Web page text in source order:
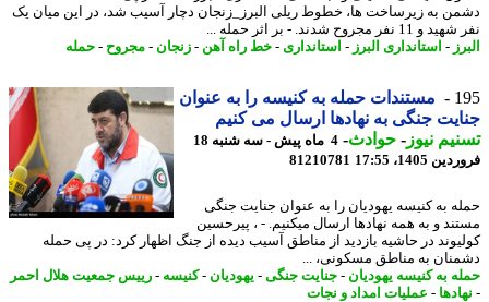
به زیرساخت ها، خطوط ریلی البرز_زنجان دچار آسیب شد، در این میان یک
نفر مجروح شدند. - بر اثر حمله ...
-استانداری البرز -استانداری- خط راه آهن -زنجان-مجروح- حمله
مستندات حمله به کنیسه را به عنوان
جنگی به نهادها ارسال می کنیم
نیوز-حوادث -
4 ماه پیش - سه شنبه 18
1405، 17:55
81210781
به کنیسه یهودیان را به عنوان جنایت جنگی
و به همه نهادها ارسال میکنیم. - ، پیرحسین
در حاشیه بازدید از مناطق آسیب دیده از جنگ اظهار کرد: در پی حمله
به مناطق مسکونی، ...
به کنیسه یهودیان-جنایت جنگی-یهودیان-کنیسه-رییس جمعیت هلال احمر
-عملیات امداد و نجات